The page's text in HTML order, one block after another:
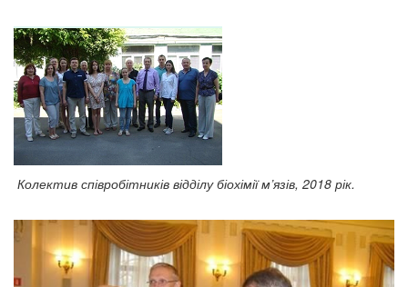
Колектив співробітників відділу біохімії м’язів, 2018 рік.